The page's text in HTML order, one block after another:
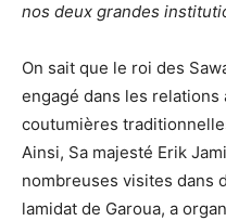
nos deux grandes
On sait que le roi des
engagé dans les
coutumières
Ainsi, Sa majesté Erik
nombreuses visites dans
lamidat de Garoua, a